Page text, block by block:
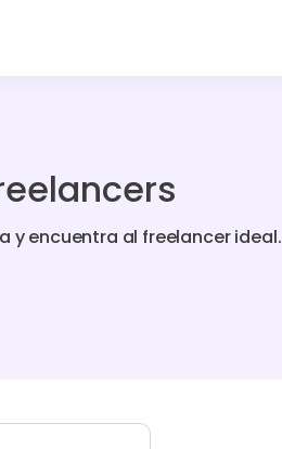
y encuentra al freelancer ideal.